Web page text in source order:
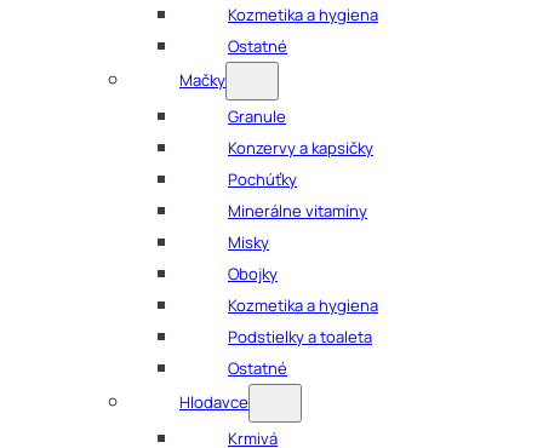
Kozmetika a hygiena
Ostatné
Mačky
Granule
Konzervy a kapsičky
Pochúťky
Minerálne vitamíny
Misky
Obojky
Kozmetika a hygiena
Podstielky a toaleta
Ostatné
Hlodavce
Krmivá